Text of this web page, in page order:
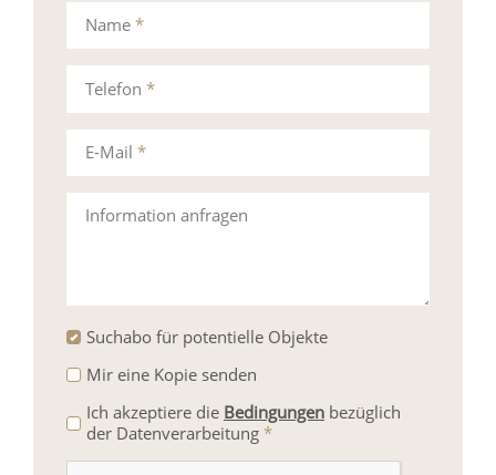
Telefon *
Information anfragen
Name *
E-Mail *
Suchabo für potentielle Objekte
Mir eine Kopie senden
Ich akzeptiere die Bedingungenbezüglich
der Datenverarbeitung *